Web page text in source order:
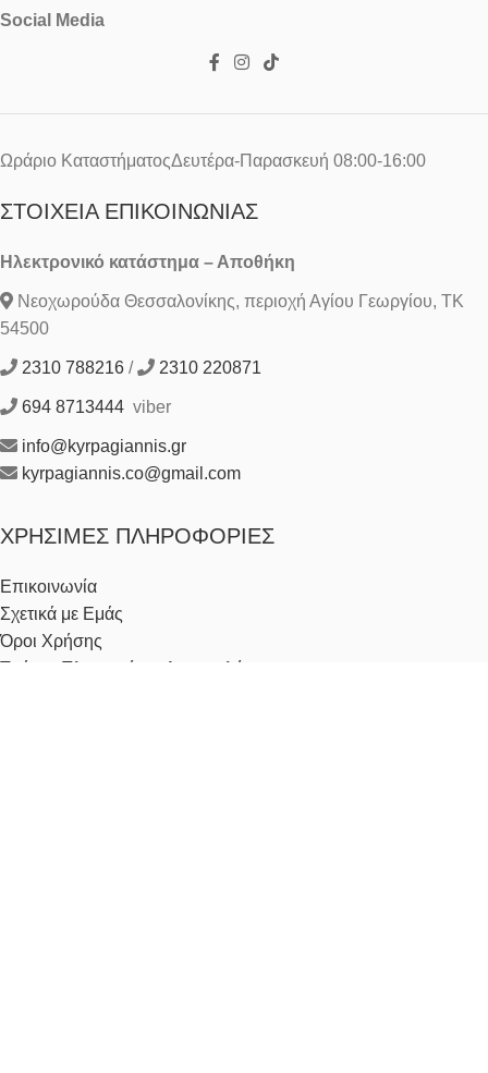
Social Media
Ωράριο ΚαταστήματοςΔευτέρα-Παρασκευή 08:00-16:00
ΣΤΟΙΧΕΊΑ ΕΠΙΚΟΙΝΩΝΊΑΣ
Ηλεκτρονικό κατάστημα – Αποθήκη
Νεοχωρούδα Θεσσαλονίκης, περιοχή Αγίου Γεωργίου, ΤΚ
54500
2310 788216 / 2310 220871
694 8713444 viber
info@kyrpagiannis.gr
kyrpagiannis.co@gmail.com
ΧΡΉΣΙΜΕΣ ΠΛΗΡΟΦΟΡΊΕΣ
Επικοινωνία
Σχετικά με Εμάς
Όροι Χρήσης
Τρόποι Πληρωμής & Αποστολής